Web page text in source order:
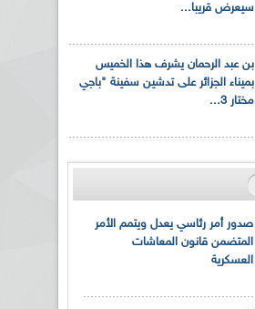
سيعرض قريبا...
بن عبد الرحمان يشرف هذا الخميس
بميناء الجزائر على تدشين سفينة "باجي
مختار 3...
صدور أمر رئاسي يعدل ويتمم الأمر
المتضمن قانون المعاشات
العسكرية